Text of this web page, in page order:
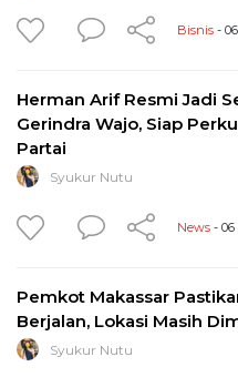
Bisnis -
Herman Arif Resmi Jadi
Gerindra Wajo, Siap
Partai
Syukur Nutu
News - 06
Pemkot Makassar
Berjalan, Lokasi Masih
Syukur Nutu